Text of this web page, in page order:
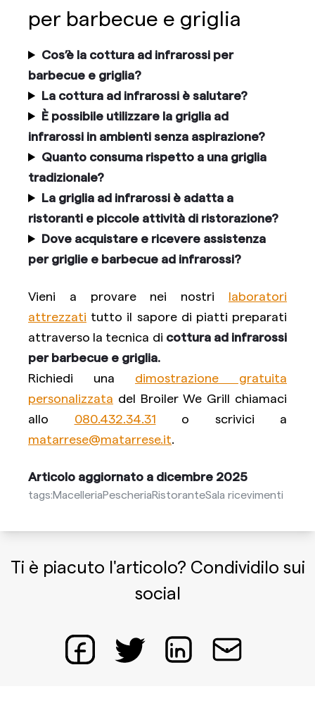
per barbecue e griglia
Cos’è la cottura ad infrarossi per
barbecue e griglia?
La cottura ad infrarossi è salutare?
È possibile utilizzare la griglia ad
infrarossi in ambienti senza aspirazione?
Quanto consuma rispetto a una griglia
tradizionale?
La griglia ad infrarossi è adatta a
ristoranti e piccole attività di ristorazione?
Dove acquistare e ricevere assistenza
per griglie e barbecue ad infrarossi?
Vieni a provare nei nostri laboratori
attrezzati tutto il sapore di piatti preparati
attraverso la tecnica di cottura ad infrarossi
per barbecue e griglia.
Richiedi una dimostrazione gratuita
personalizzata del Broiler We Grill chiamaci
allo 080.432.34.31 o scrivici a
matarrese@matarrese.it
Articolo aggiornato a dicembre 2025
tags:MacelleriaPescheriaRistoranteSala ricevimenti
Ti è piacuto l'articolo? Condividilo sui
social